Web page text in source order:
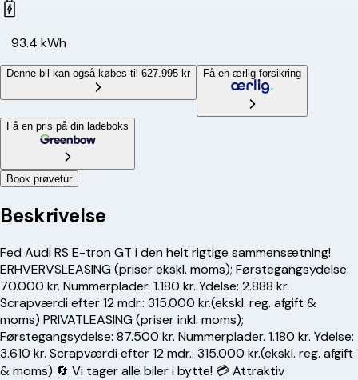
93.4 kWh
Denne bil kan også købes til 627.995 kr Få en ærlig forsikring
Få en pris på din ladeboks
Book prøvetur
Beskrivelse
Fed Audi RS E-tron GT i den helt rigtige sammensætning!
ERHVERVSLEASING (priser ekskl. moms); Førstegangsydelse:
70.000 kr. Nummerplader. 1.180 kr. Ydelse: 2.888 kr.
Scrapværdi efter 12 mdr.: 315.000 kr.(ekskl. reg. afgift &
moms) PRIVATLEASING (priser inkl. moms);
Førstegangsydelse: 87.500 kr. Nummerplader. 1.180 kr. Ydelse:
3.610 kr. Scrapværdi efter 12 mdr.: 315.000 kr.(ekskl. reg. afgift
& moms) 🔄 Vi tager alle biler i bytte! 💳 Attraktiv